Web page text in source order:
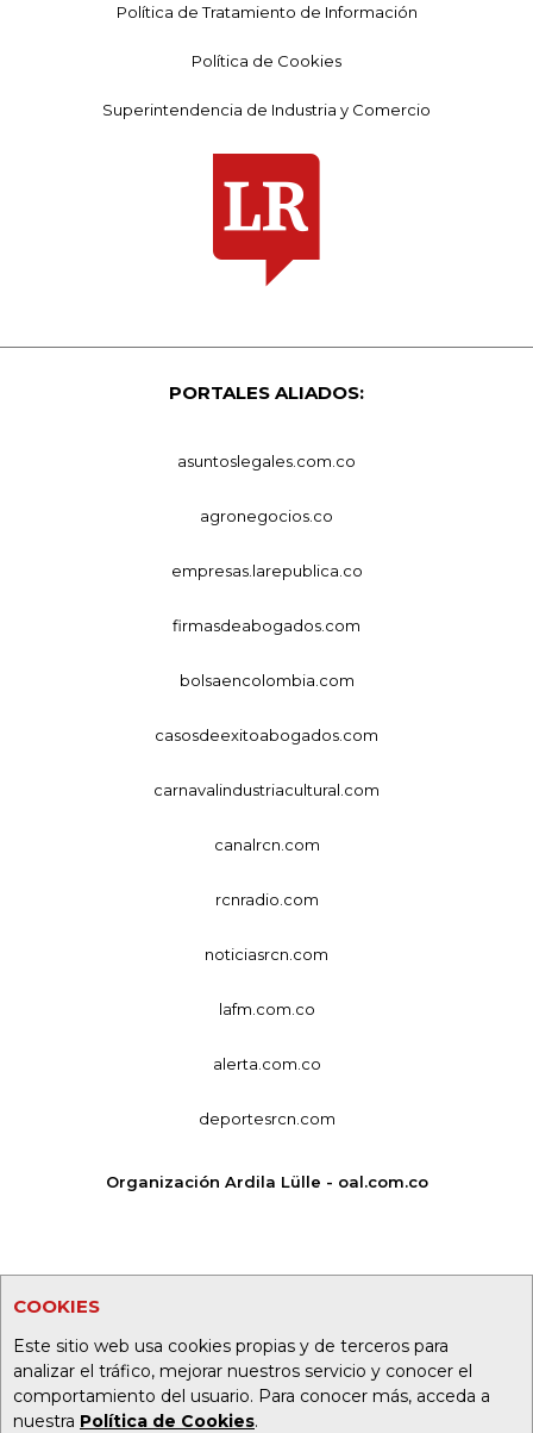
COOKIES
Este sitio web usa cookies propias y de terceros para
analizar el tráfico, mejorar nuestros servicio y conocer el
comportamiento del usuario. Para conocer más, acceda a
nuestra Política de Cookies.
Política de Tratamiento de Información
Política de Cookies
Superintendencia de Industria y Comercio
PORTALES ALIADOS:
asuntoslegales.com.co
agronegocios.co
empresas.larepublica.co
firmasdeabogados.com
bolsaencolombia.com
casosdeexitoabogados.com
carnavalindustriacultural.com
canalrcn.com
rcnradio.com
noticiasrcn.com
lafm.com.co
alerta.com.co
deportesrcn.com
Organización Ardila Lülle - oal.com.co